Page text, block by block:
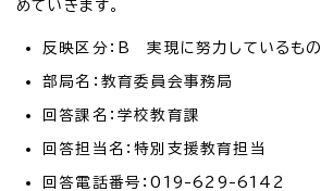
めていきます。
反映区分：B 実現に努力しているもの
部局名：教育委員会事務局
回答課名：学校教育課
回答担当名：特別支援教育担当
回答電話番号：019-629-6142